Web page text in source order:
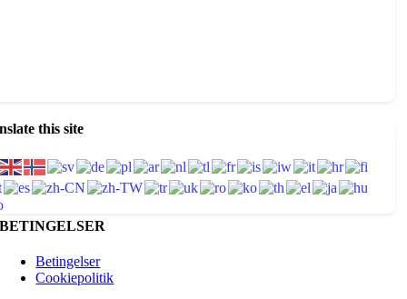
this site
BETINGELSER
Betingelser
Cookiepolitik